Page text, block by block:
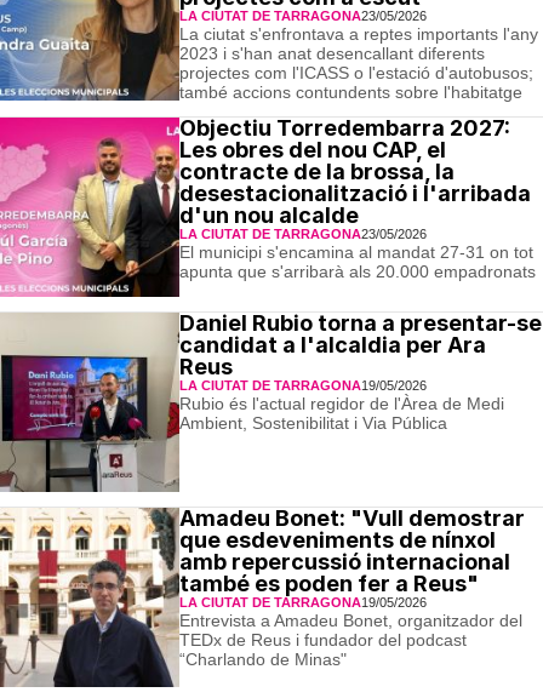
LA CIUTAT DE TARRAGONA23/05/2026
La ciutat s'enfrontava a reptes importants l'any
2023 i s'han anat desencallant diferents
projectes com l'ICASS o l'estació d'autobusos;
també accions contundents sobre l'habitatge
Objectiu Torredembarra 2027:
Les obres del nou CAP, el
contracte de la brossa, la
desestacionalització i l'arribada
d'un nou alcalde
LA CIUTAT DE TARRAGONA23/05/2026
El municipi s'encamina al mandat 27-31 on tot
apunta que s'arribarà als 20.000 empadronats
Daniel Rubio torna a presentar-se
candidat a l'alcaldia per Ara
Reus
LA CIUTAT DE TARRAGONA19/05/2026
Rubio és l'actual regidor de l'Àrea de Medi
Ambient, Sostenibilitat i Via Pública
Amadeu Bonet: "Vull demostrar
que esdeveniments de nínxol
amb repercussió internacional
també es poden fer a Reus"
LA CIUTAT DE TARRAGONA19/05/2026
Entrevista a Amadeu Bonet, organitzador del
TEDx de Reus i fundador del podcast
“Charlando de Minas"